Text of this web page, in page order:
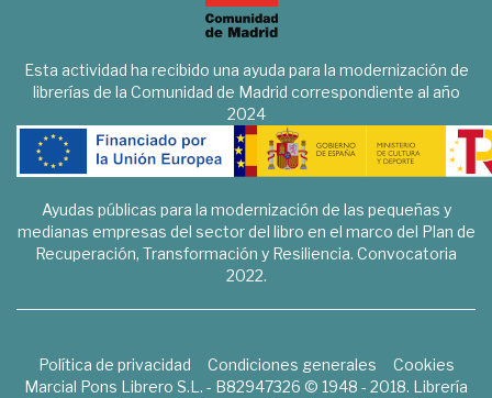
Esta actividad ha recibido una ayuda para la modernización de
librerías de la Comunidad de Madrid correspondiente al año
2024
Ayudas públicas para la modernización de las pequeñas y
medianas empresas del sector del libro en el marco del Plan de
Recuperación, Transformación y Resiliencia. Convocatoria
2022.
Política de privacidad Condiciones generales
Cookies
Marcial Pons Librero S.L. - B82947326 © 1948 - 2018. Librería